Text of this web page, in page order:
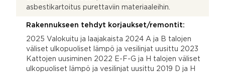
asbestikartoitus purettaviin materiaaleihin.
Rakennukseen tehdyt korjaukset/remontit:
2025 Valokuitu ja laajakaista 2024 A ja B talojen
väliset ulkopuoliset lämpö ja vesilinjat uusittu 2023
Kattojen uusiminen 2022 E-F-G ja H talojen väliset
ulkopuoliset lämpö ja vesilinjat uusittu 2019 D ja H